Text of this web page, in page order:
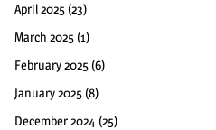
April 2025 (23)
March 2025 (1)
February 2025 (6)
January 2025 (8)
December 2024 (25)